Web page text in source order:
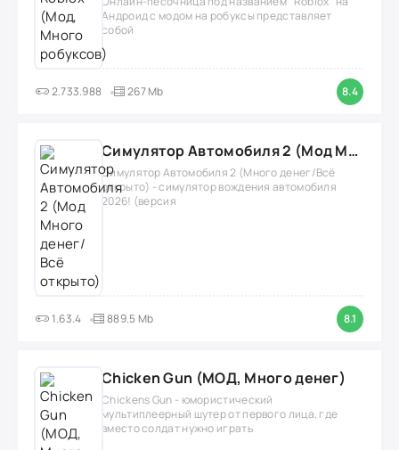
Андроид с модом на робуксы представляет
собой
2.733.988 267 Mb 8.4
Симулятор Автомобиля 2 (Мод Много денег/Всё открыто)
Симулятор Автомобиля 2 (Много денег/Всё
открыто) - симулятор вождения автомобиля
2026! (версия
1.63.4 889.5 Mb 8.1
Chicken Gun (МОД, Много денег)
Chickens Gun - юмористический
мультиплеерный шутер от первого лица, где
вместо солдат нужно играть